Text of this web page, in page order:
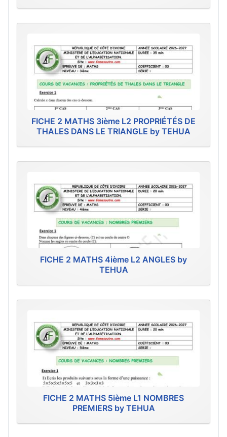
FICHE 2 MATHS 3ième L2 PROPRIÉTÉS DE
THALES DANS LE TRIANGLE by TEHUA
FICHE 2 MATHS 4ième L2 ANGLES by
TEHUA
FICHE 2 MATHS 5ième L1 NOMBRES
PREMIERS by TEHUA